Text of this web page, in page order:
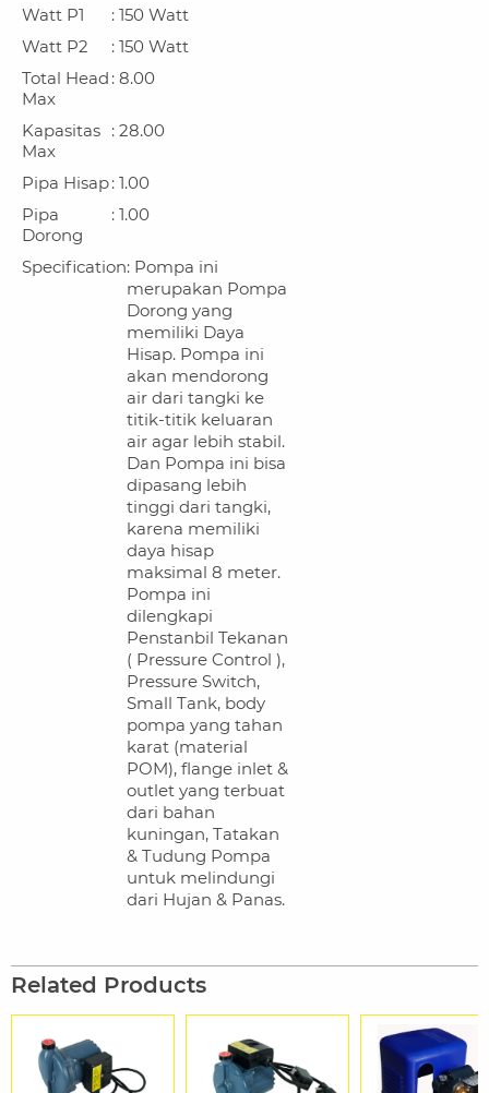
Watt P1
: 150 Watt
Watt P2
: 150 Watt
Total Head
Max
: 8.00
Kapasitas
Max
: 28.00
Pipa Hisap: 1.00
Pipa
Dorong
: 1.00
Specification: Pompa ini
merupakan Pompa
Dorong yang
memiliki Daya
Hisap. Pompa ini
akan mendorong
air dari tangki ke
titik-titik keluaran
air agar lebih stabil.
Dan Pompa ini bisa
dipasang lebih
tinggi dari tangki,
karena memiliki
daya hisap
maksimal 8 meter.
Pompa ini
dilengkapi
Penstanbil Tekanan
( Pressure Control ),
Pressure Switch,
Small Tank, body
pompa yang tahan
karat (material
POM), flange inlet &
outlet yang terbuat
dari bahan
kuningan, Tatakan
& Tudung Pompa
untuk melindungi
dari Hujan & Panas.
Related Products